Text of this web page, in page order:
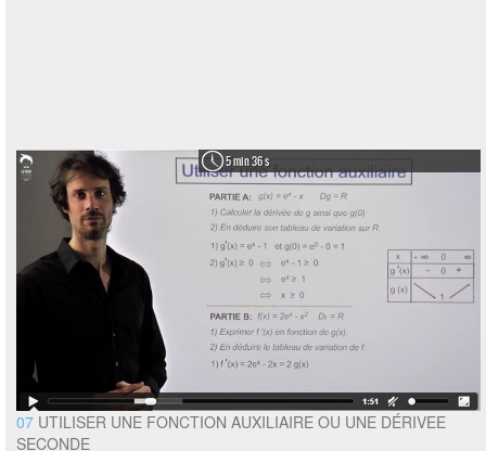
5 min 36 s
07 UTILISER UNE FONCTION AUXILIAIRE OU UNE DÉRIVEE
SECONDE